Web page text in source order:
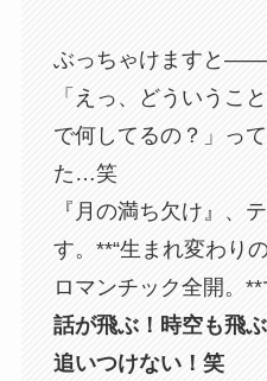
ぶっちゃけますと――
「えっ、どういうこ
で何してるの？」っ
た…笑
『月の満ち欠け』、
す。**“生まれ変わり
ロマンチック全開。
話が飛ぶ！時空も飛
追いつけない！笑